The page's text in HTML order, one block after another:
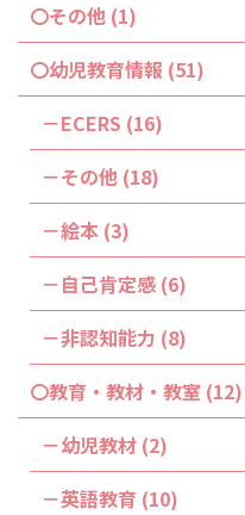
〇その他 (1)
〇幼児教育情報 (51)
－ECERS (16)
－その他 (18)
－絵本 (3)
－自己肯定感 (6)
－非認知能力 (8)
〇教育・教材・教室 (12)
－幼児教材 (2)
－英語教育 (10)